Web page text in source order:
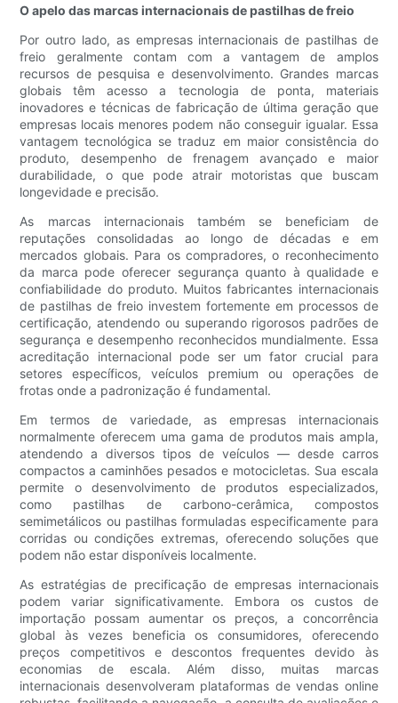
O apelo das marcas internacionais de pastilhas de freio
Por outro lado, as empresas internacionais de pastilhas de
freio geralmente contam com a vantagem de amplos
recursos de pesquisa e desenvolvimento. Grandes marcas
globais têm acesso a tecnologia de ponta, materiais
inovadores e técnicas de fabricação de última geração que
empresas locais menores podem não conseguir igualar. Essa
vantagem tecnológica se traduz em maior consistência do
produto, desempenho de frenagem avançado e maior
durabilidade, o que pode atrair motoristas que buscam
longevidade e precisão.
As marcas internacionais também se beneficiam de
reputações consolidadas ao longo de décadas e em
mercados globais. Para os compradores, o reconhecimento
da marca pode oferecer segurança quanto à qualidade e
confiabilidade do produto. Muitos fabricantes internacionais
de pastilhas de freio investem fortemente em processos de
certificação, atendendo ou superando rigorosos padrões de
segurança e desempenho reconhecidos mundialmente. Essa
acreditação internacional pode ser um fator crucial para
setores específicos, veículos premium ou operações de
frotas onde a padronização é fundamental.
Em termos de variedade, as empresas internacionais
normalmente oferecem uma gama de produtos mais ampla,
atendendo a diversos tipos de veículos — desde carros
compactos a caminhões pesados ​​e motocicletas. Sua escala
permite o desenvolvimento de produtos especializados,
como pastilhas de carbono-cerâmica, compostos
semimetálicos ou pastilhas formuladas especificamente para
corridas ou condições extremas, oferecendo soluções que
podem não estar disponíveis localmente.
As estratégias de precificação de empresas internacionais
podem variar significativamente. Embora os custos de
importação possam aumentar os preços, a concorrência
global às vezes beneficia os consumidores, oferecendo
preços competitivos e descontos frequentes devido às
economias de escala. Além disso, muitas marcas
internacionais desenvolveram plataformas de vendas online